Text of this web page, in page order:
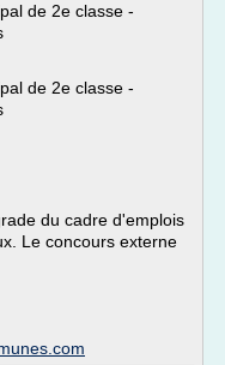
de 2e classe -
de 2e classe -
du cadre d'emplois
Le concours externe